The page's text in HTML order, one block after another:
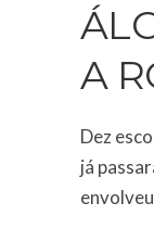
A
Dez
já